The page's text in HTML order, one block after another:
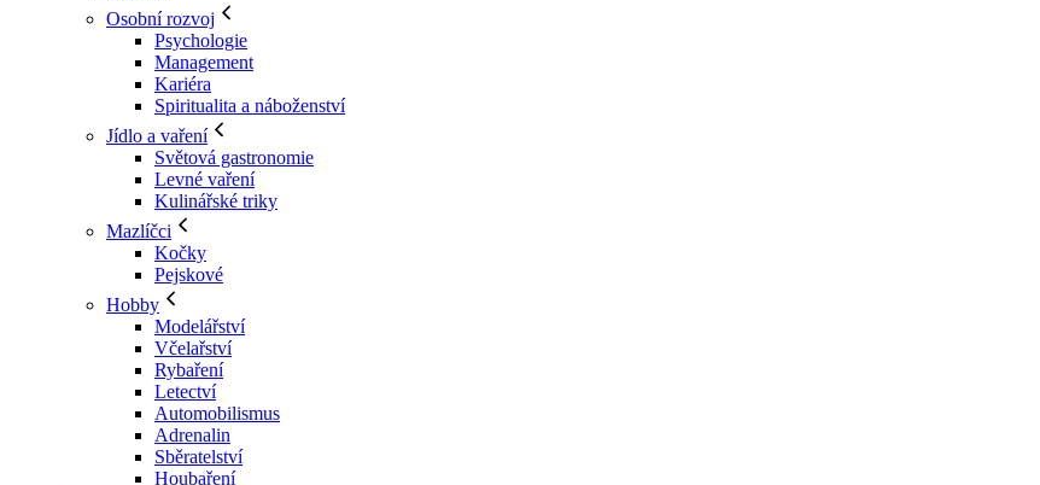
Osobní rozvoj
Psychologie
Management
Kariéra
Spiritualita a náboženství
Jídlo a vaření
Světová gastronomie
Levné vaření
Kulinářské triky
Mazlíčci
Kočky
Pejskové
Hobby
Modelářství
Včelařství
Rybaření
Letectví
Automobilismus
Adrenalin
Sběratelství
Houbaření